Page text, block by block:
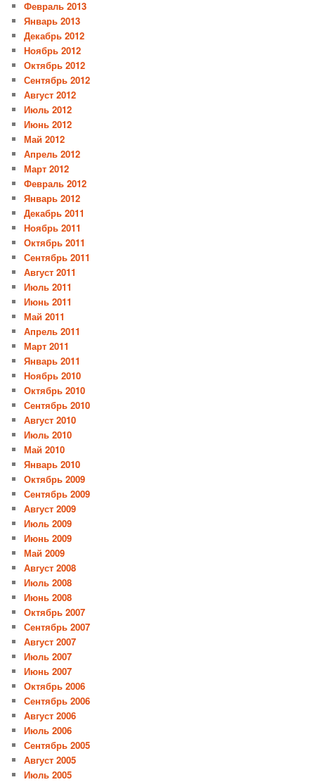
Февраль 2013
Январь 2013
Декабрь 2012
Ноябрь 2012
Октябрь 2012
Сентябрь 2012
Август 2012
Июль 2012
Июнь 2012
Май 2012
Апрель 2012
Март 2012
Февраль 2012
Январь 2012
Декабрь 2011
Ноябрь 2011
Октябрь 2011
Сентябрь 2011
Август 2011
Июль 2011
Июнь 2011
Май 2011
Апрель 2011
Март 2011
Январь 2011
Ноябрь 2010
Октябрь 2010
Сентябрь 2010
Август 2010
Июль 2010
Май 2010
Январь 2010
Октябрь 2009
Сентябрь 2009
Август 2009
Июль 2009
Июнь 2009
Май 2009
Август 2008
Июль 2008
Июнь 2008
Октябрь 2007
Сентябрь 2007
Август 2007
Июль 2007
Июнь 2007
Октябрь 2006
Сентябрь 2006
Август 2006
Июль 2006
Сентябрь 2005
Август 2005
Июль 2005